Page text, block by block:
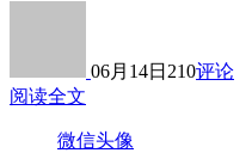
06月14日 210评论
阅读全文
微信头像